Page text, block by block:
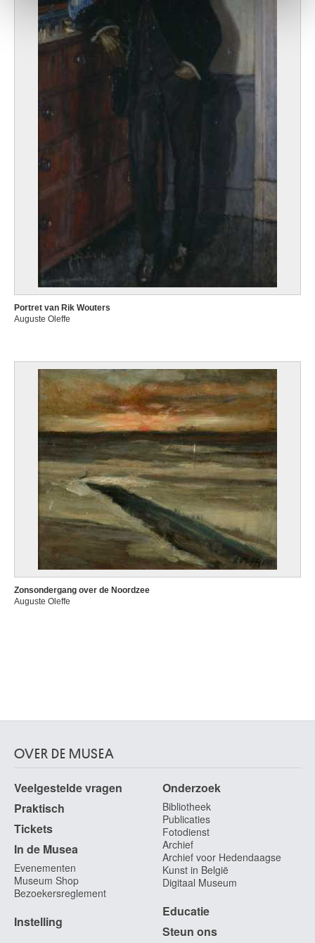
Portret van Rik Wouters
Auguste Oleffe
Zonsondergang over de Noordzee
Auguste Oleffe
OVER DE MUSEA
Veelgestelde vragen
Praktisch
Tickets
In de Musea
Evenementen
Museum Shop
Bezoekersreglement
Instelling
Onderzoek
Bibliotheek
Publicaties
Fotodienst
Archief
Archief voor Hedendaagse
Kunst in België
Digitaal Museum
Educatie
Steun ons